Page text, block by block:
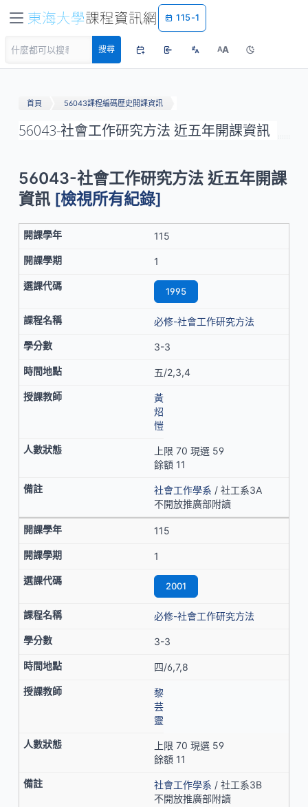
115-1
搜尋 AA
首頁 56043課程編碼歷史開課資訊
56043-社會工作研究方法 近五年開課資訊
56043-社會工作研究方法 近五年開課
資訊 [檢視所有紀錄]
115
1
1995
必修-社會工作研究方法
3-3
五/2,3,4
黃
炤
愷
上限 70 現選 59
餘額 11
社會工作學系 / 社工系3A
不開放推廣部附讀
115
1
2001
必修-社會工作研究方法
3-3
四/6,7,8
黎
芸
靈
上限 70 現選 59
餘額 11
社會工作學系 / 社工系3B
不開放推廣部附讀